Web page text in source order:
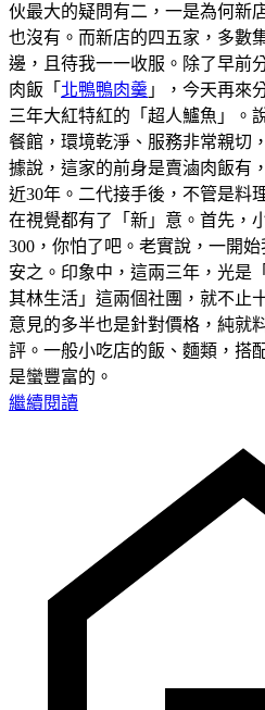
伙最大的疑問有二，一是為何新
也沒有。而新店的四五家，多數
邊，且待我一一收服。除了早前
肉飯「 北鴨鴨肉羹 」，今天再來
三年大紅特紅的「超人鱸魚」。
餐館，環境乾淨、服務非常親切
據說，這家的前身是賣滷肉飯有
近30年。二代接手後，不管是料
在視覺都有了「新」意。首先，
300，你怕了吧。老實說，一開
安之。印象中，這兩三年，光是
其林生活」這兩個社團，就不止
意見的多半也是針對價格，純就
評。一般小吃店的飯、麵類，搭
是蠻豐富的。
繼續閱讀